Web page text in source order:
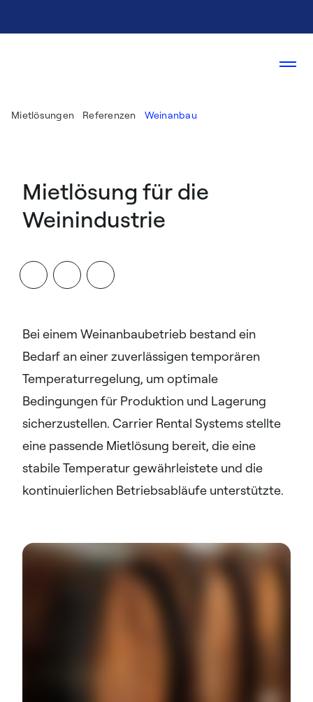
Mietlösungen Referenzen Weinanbau
Mietlösung für die
Weinindustrie
Bei einem Weinanbaubetrieb bestand ein
Bedarf an einer zuverlässigen temporären
Temperaturregelung, um optimale
Bedingungen für Produktion und Lagerung
sicherzustellen. Carrier Rental Systems stellte
eine passende Mietlösung bereit, die eine
stabile Temperatur gewährleistete und die
kontinuierlichen Betriebsabläufe unterstützte.